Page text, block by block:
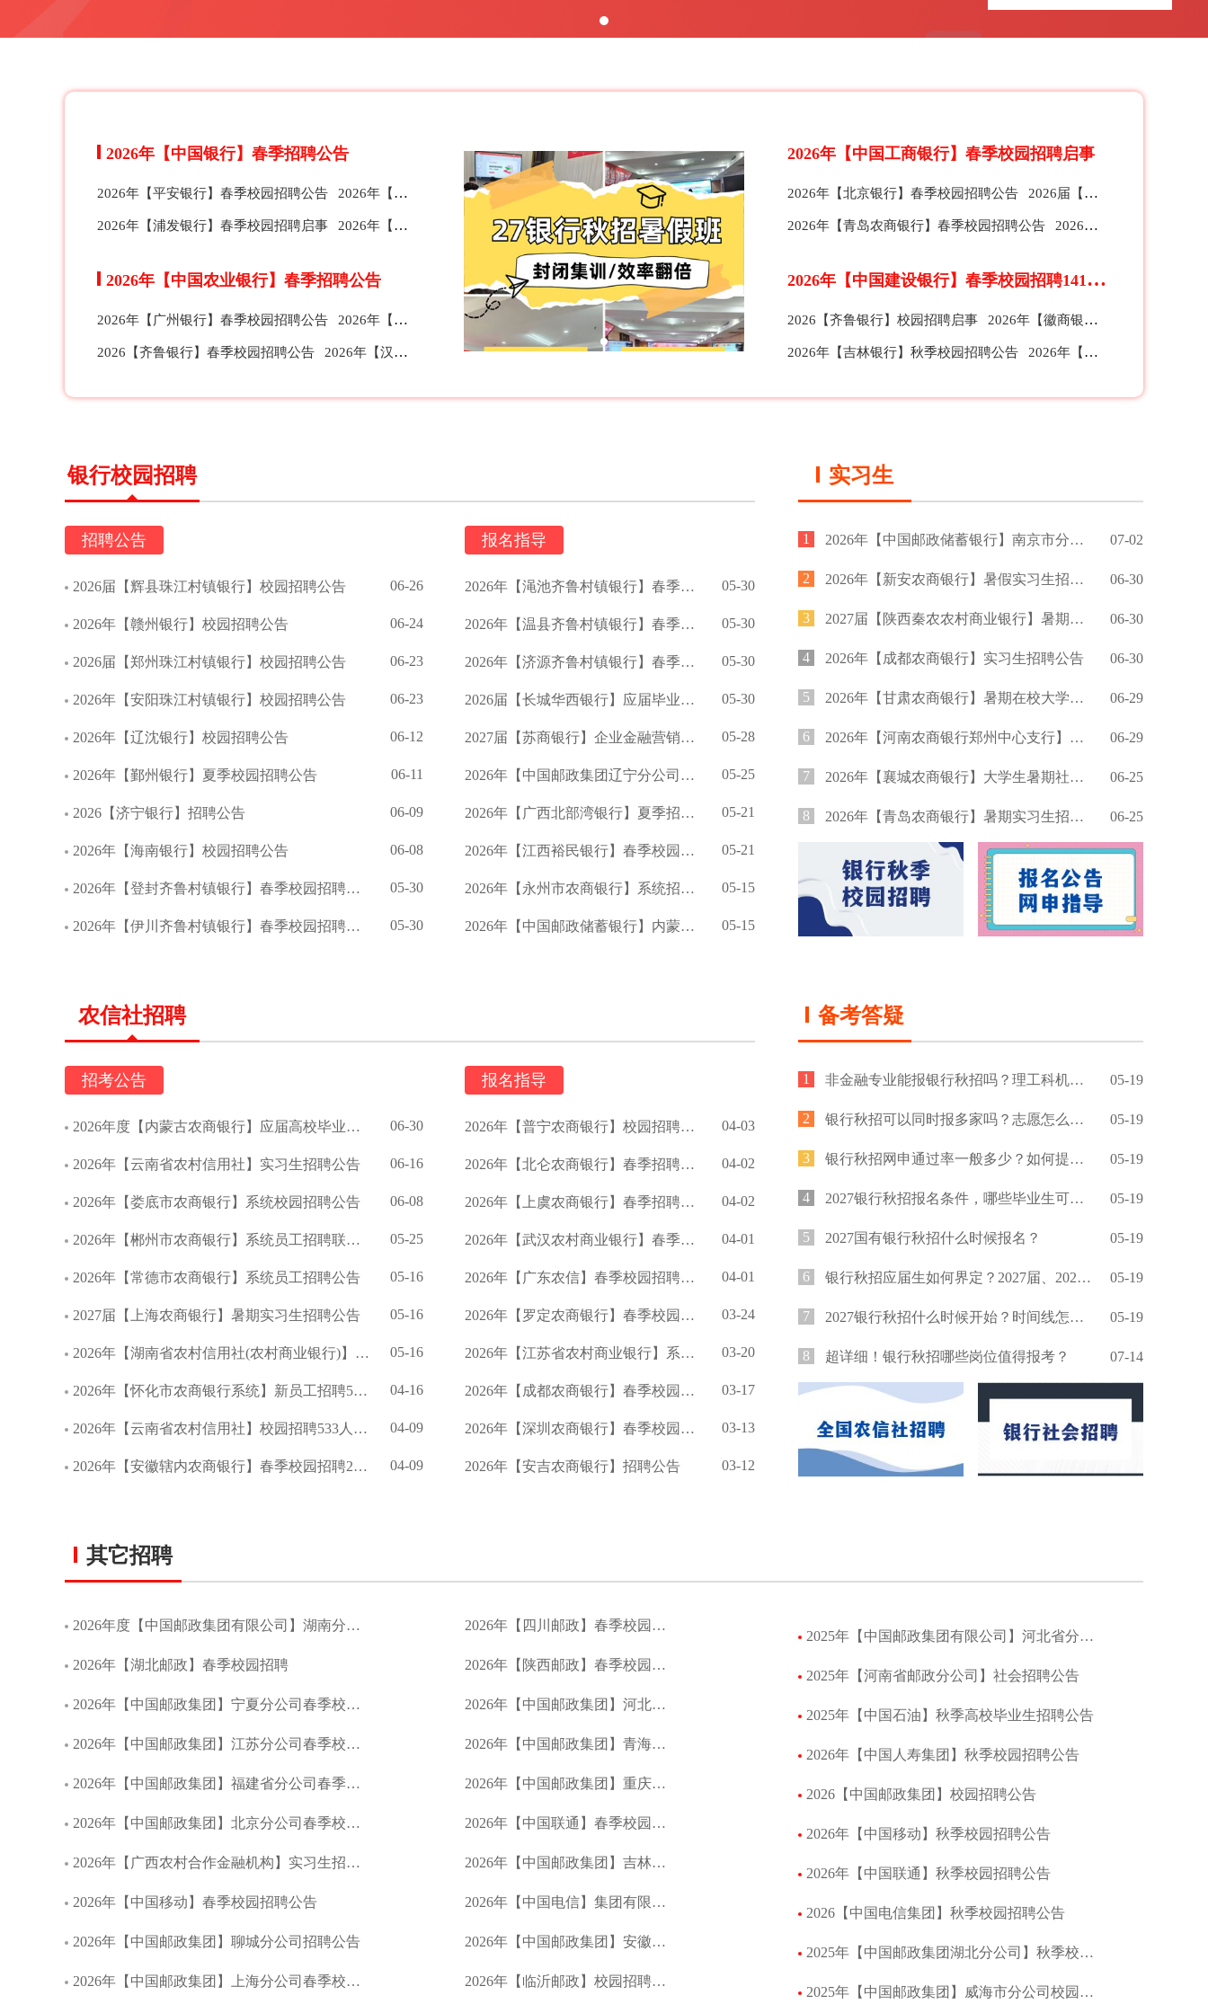
2026年【中国银行】春季招聘公告
2026年【平安银行】春季校园招聘公告 2026年【华夏银行】春季校园招聘公告
2026年【浦发银行】春季校园招聘启事 2026年【中信银行】春季校园招聘公告
2026年【中国农业银行】春季招聘公告
2026年【广州银行】春季校园招聘公告 2026年【宁波银行】春季校园招聘公告
2026【齐鲁银行】春季校园招聘公告 2026年【汉口银行】春季校园招聘公告
2026年【中国工商银行】春季校园招聘启事
2026年【北京银行】春季校园招聘公告 2026届【珠海农商银行】春季校园招聘公告
2026年【青岛农商银行】春季校园招聘公告 2026【招商银行】总行、分行及子公司春季校园招聘公告
2
026年【中国建设银行】春季校园招聘1412人公告
2026【齐鲁银行】校园招聘启事 2026年【徽商银行】全球校园招聘公告
2026年【吉林银行】秋季校园招聘公告 2026年【苏州银行】秋季校园招聘公告
银行校园招聘
招聘公告
2026届【辉县珠江村镇银行】校园招聘公告 06-26
2026年【赣州银行】校园招聘公告 06-24
2026届【郑州珠江村镇银行】校园招聘公告 06-23
2026年【安阳珠江村镇银行】校园招聘公告 06-23
2026年【辽沈银行】校园招聘公告 06-12
2026年【鄞州银行】夏季校园招聘公告 06-11
2026【济宁银行】招聘公告 06-09
2026年【海南银行】校园招聘公告 06-08
2026年【登封齐鲁村镇银行】春季校园招聘公告 05-30
2026年【伊川齐鲁村镇银行】春季校园招聘公告 05-30
报名指导
2026年【渑池齐鲁村镇银行】春季校园招聘公告 05-30
2026年【温县齐鲁村镇银行】春季招聘公告 05-30
2026年【济源齐鲁村镇银行】春季校园招聘启事 05-30
2026届【长城华西银行】应届毕业生招聘公告 05-30
2027届【苏商银行】企业金融营销岗校招提前批公告 05-28
2026年【中国邮政集团辽宁分公司】招聘公告 05-25
2026年【广西北部湾银行】夏季招聘启事 05-21
2026年【江西裕民银行】春季校园招聘公告 05-21
2026年【永州市农商银行】系统招聘公告 05-15
2026年【中国邮政储蓄银行】内蒙古分行春季校园招聘公告 05-15
实习生
1 2026年【中国邮政储蓄银行】南京市分行暑期实习生招募公告 07-02
2 2026年【新安农商银行】暑假实习生招募公告 06-30
3 2027届【陕西秦农农村商业银行】暑期实习生招聘公告 06-30
4 2026年【成都农商银行】实习生招聘公告 06-30
5 2026年【甘肃农商银行】暑期在校大学生实习招募公告 06-29
6 2026年【河南农商银行郑州中心支行】暑期实习招募公告 06-29
7 2026年【襄城农商银行】大学生暑期社会实践招募公告 06-25
8 2026年【青岛农商银行】暑期实习生招募公告 06-25
农信社招聘
招考公告
2026年度【内蒙古农商银行】应届高校毕业生校园招聘简章 06-30
2026年【云南省农村信用社】实习生招聘公告 06-16
2026年【娄底市农商银行】系统校园招聘公告 06-08
2026年【郴州市农商银行】系统员工招聘联合公告 05-25
2026年【常德市农商银行】系统员工招聘公告 05-16
2027届【上海农商银行】暑期实习生招聘公告 05-16
2026年【湖南省农村信用社(农村商业银行)】校园招聘公告 05-16
2026年【怀化市农商银行系统】新员工招聘55人公告 04-16
2026年【云南省农村信用社】校园招聘533人公告 04-09
2026年【安徽辖内农商银行】春季校园招聘209人公告 04-09
报名指导
2026年【普宁农商银行】校园招聘启事 04-03
2026年【北仑农商银行】春季招聘公告 04-02
2026年【上虞农商银行】春季招聘启事 04-02
2026年【武汉农村商业银行】春季校园招聘公告 04-01
2026年【广东农信】春季校园招聘公告 04-01
2026年【罗定农商银行】春季校园招聘公告 03-24
2026年【江苏省农村商业银行】系统度春季校园招聘公告 03-20
2026年【成都农商银行】春季校园招聘的公告 03-17
2026年【深圳农商银行】春季校园招聘公告 03-13
2026年【安吉农商银行】招聘公告 03-12
备考答疑
1 非金融专业能报银行秋招吗？理工科机会大吗？ 05-19
2 银行秋招可以同时报多家吗？志愿怎么填？ 05-19
3 银行秋招网申通过率一般多少？如何提高通过率？ 05-19
4 2027银行秋招报名条件，哪些毕业生可以报名？ 05-19
5 2027国有银行秋招什么时候报名？ 05-19
6 银行秋招应届生如何界定？2027届、2026届还能报吗？ 05-19
7 2027银行秋招什么时候开始？时间线怎么安排？ 05-19
8 超详细！银行秋招哪些岗位值得报考？ 07-14
其它招聘
2026年度【中国邮政集团有限公司】湖南分公司春季校园招聘
2026年【湖北邮政】春季校园招聘
2026年【中国邮政集团】宁夏分公司春季校园招聘公告
2026年【中国邮政集团】江苏分公司春季校园招聘公告
2026年【中国邮政集团】福建省分公司春季校园招聘公告
2026年【中国邮政集团】北京分公司春季校园招聘公告
2026年【广西农村合作金融机构】实习生招募启事
2026年【中国移动】春季校园招聘公告
2026年【中国邮政集团】聊城分公司招聘公告
2026年【中国邮政集团】上海分公司春季校园招聘公告
2026年【四川邮政】春季校园招聘公告
2026年【陕西邮政】春季校园招聘公告
2026年【中国邮政集团】河北分公司春季校园招聘公告
2026年【中国邮政集团】青海分公司春季校园招聘公告
2026年【中国邮政集团】重庆市分公司春季校园招聘公告
2026年【中国联通】春季校园招聘公告
2026年【中国邮政集团】吉林省分公司春季招聘公告
2026年【中国电信】集团有限公司校园招聘公告
2026年【中国邮政集团】安徽省分公司春季校园招聘公告
2026年【临沂邮政】校园招聘公告
2025年【中国邮政集团有限公司】河北省分公司社会招聘
2025年【河南省邮政分公司】社会招聘公告
2025年【中国石油】秋季高校毕业生招聘公告
2026年【中国人寿集团】秋季校园招聘公告
2026【中国邮政集团】校园招聘公告
2026年【中国移动】秋季校园招聘公告
2026年【中国联通】秋季校园招聘公告
2026【中国电信集团】秋季校园招聘公告
2025年【中国邮政集团湖北分公司】秋季校园招聘公告
2025年【中国邮政集团】威海市分公司校园招聘公告